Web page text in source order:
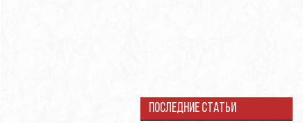
Последние статьи